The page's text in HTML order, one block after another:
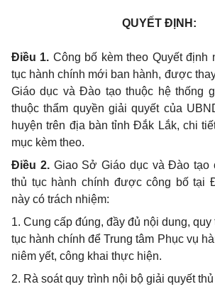
QUYẾT ĐỊNH:
Điều 1. Công bố kèm theo Quyết định
tục hành chính mới ban hành, được
Giáo dục và Đào tạo thuộc hệ thống
thuộc thẩm quyền giải quyết của
huyện trên địa bàn tỉnh Đắk Lắk, chi
mục kèm theo.
Điều 2.Giao Sở Giáo dục và Đào tạo
thủ tục hành chính được công bố tại
này có trách nhiệm:
1. Cung cấp đúng, đầy đủ nội dung,
tục hành chính để Trung tâm Phục vụ
niêm yết, công khai thực hiện.
2. Rà soát quy trình nội bộ giải quyết